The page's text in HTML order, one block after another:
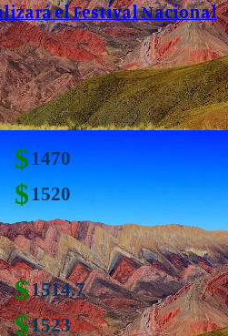
el Festival Nacional
$1470
$1520
$1514.7
$1523